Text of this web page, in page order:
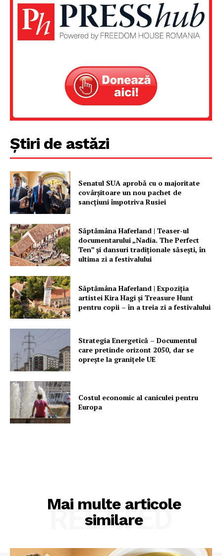
Un proiect
FREEDOM HOUSE ROMÂNIA
PRESShub
Despre noi / Echipa
Proiecte editoriale
Rețea
Contact
Știri de astăzi
Senatul SUA aprobă cu o majoritate
covârșitoare un nou pachet de
sancțiuni împotriva Rusiei
Săptămâna Haferland | Teaser-ul
documentarului „Nadia. The Perfect
Ten” şi dansuri tradiţionale săseşti, în
ultima zi a festivalului
Săptămâna Haferland | Expoziţia
artistei Kira Hagi şi Treasure Hunt
pentru copii – în a treia zi a festivalului
Strategia Energetică – Documentul
care pretinde orizont 2050, dar se
oprește la granițele UE
Costul economic al caniculei pentru
Europa
Mai multe articole
similare
RELATED